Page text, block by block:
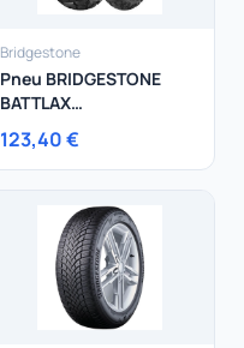
Bridgestone
Pneu BRIDGESTONE
BATTLAX
ADVENTURECROSS AX41
130/80-18 66 P
123,40 €